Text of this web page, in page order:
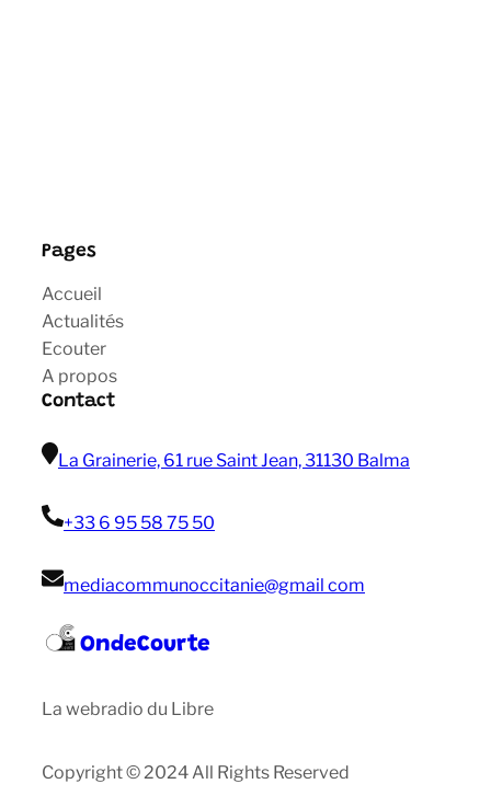
Pages
Accueil
Actualités
Ecouter
A propos
Contact
La Grainerie, 61 rue Saint Jean, 31130 Balma
+33 6 95 58 75 50
mediacommunoccitanie@gmail com
OndeCourte
La webradio du Libre
Copyright © 2024 All Rights Reserved